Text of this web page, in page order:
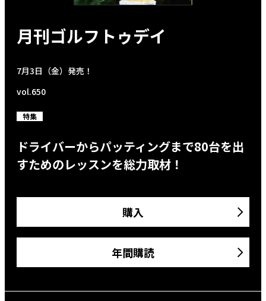
月刊ゴルフトゥデイ
7月3日（金）発売！
vol.650
特集
ドライバーからパッティングまで80台を出
すためのレッスンを総力取材！
購入
年間購読